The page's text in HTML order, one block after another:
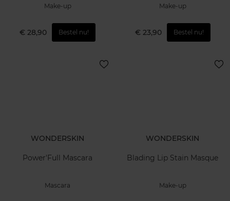
Make-up
€ 28,90 Bestel nu!
Make-up
€ 23,90 Bestel nu!
WONDERSKIN
Power'Full Mascara
Mascara
WONDERSKIN
Blading Lip Stain Masque
Make-up